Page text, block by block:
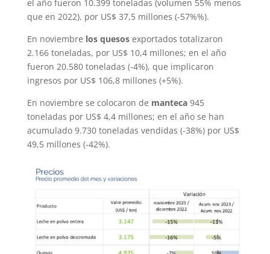
el año fueron 10.399 toneladas (volumen 55% menos
que en 2022), por US$ 37,5 millones (-57%%).
En noviembre los quesosexportados totalizaron
2.166 toneladas, por US$ 10,4 millones; en el año
fueron 20.580 toneladas (-4%), que implicaron
ingresos por US$ 106,8 millones (+5%).
En noviembre se colocaron de manteca945
toneladas por US$ 4,4 millones; en el año se han
acumulado 9.730 toneladas vendidas (-38%) por US$
49,5 millones (-42%).